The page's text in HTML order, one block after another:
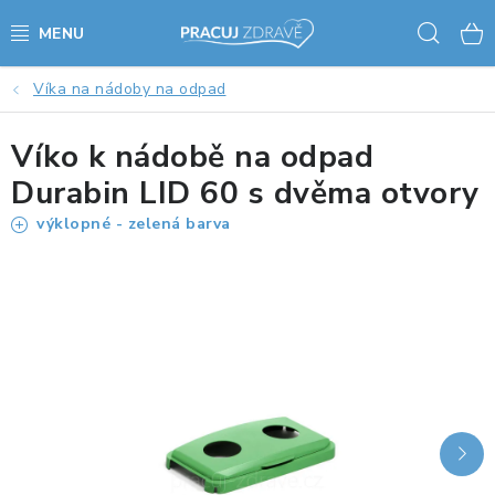
na
AKCE - SLEVY - VÝPRODEJ
STOLY A ŽIDLE
VÝŠKOVĚ NASTAVITELNÉ STOLY
KANCELÁŘSKÉ KONTEJNERY
Víka na nádoby na odpad
Víko k nádobě na odpad
Durabin LID 60 s dvěma otvory
výklopné - zelená barva